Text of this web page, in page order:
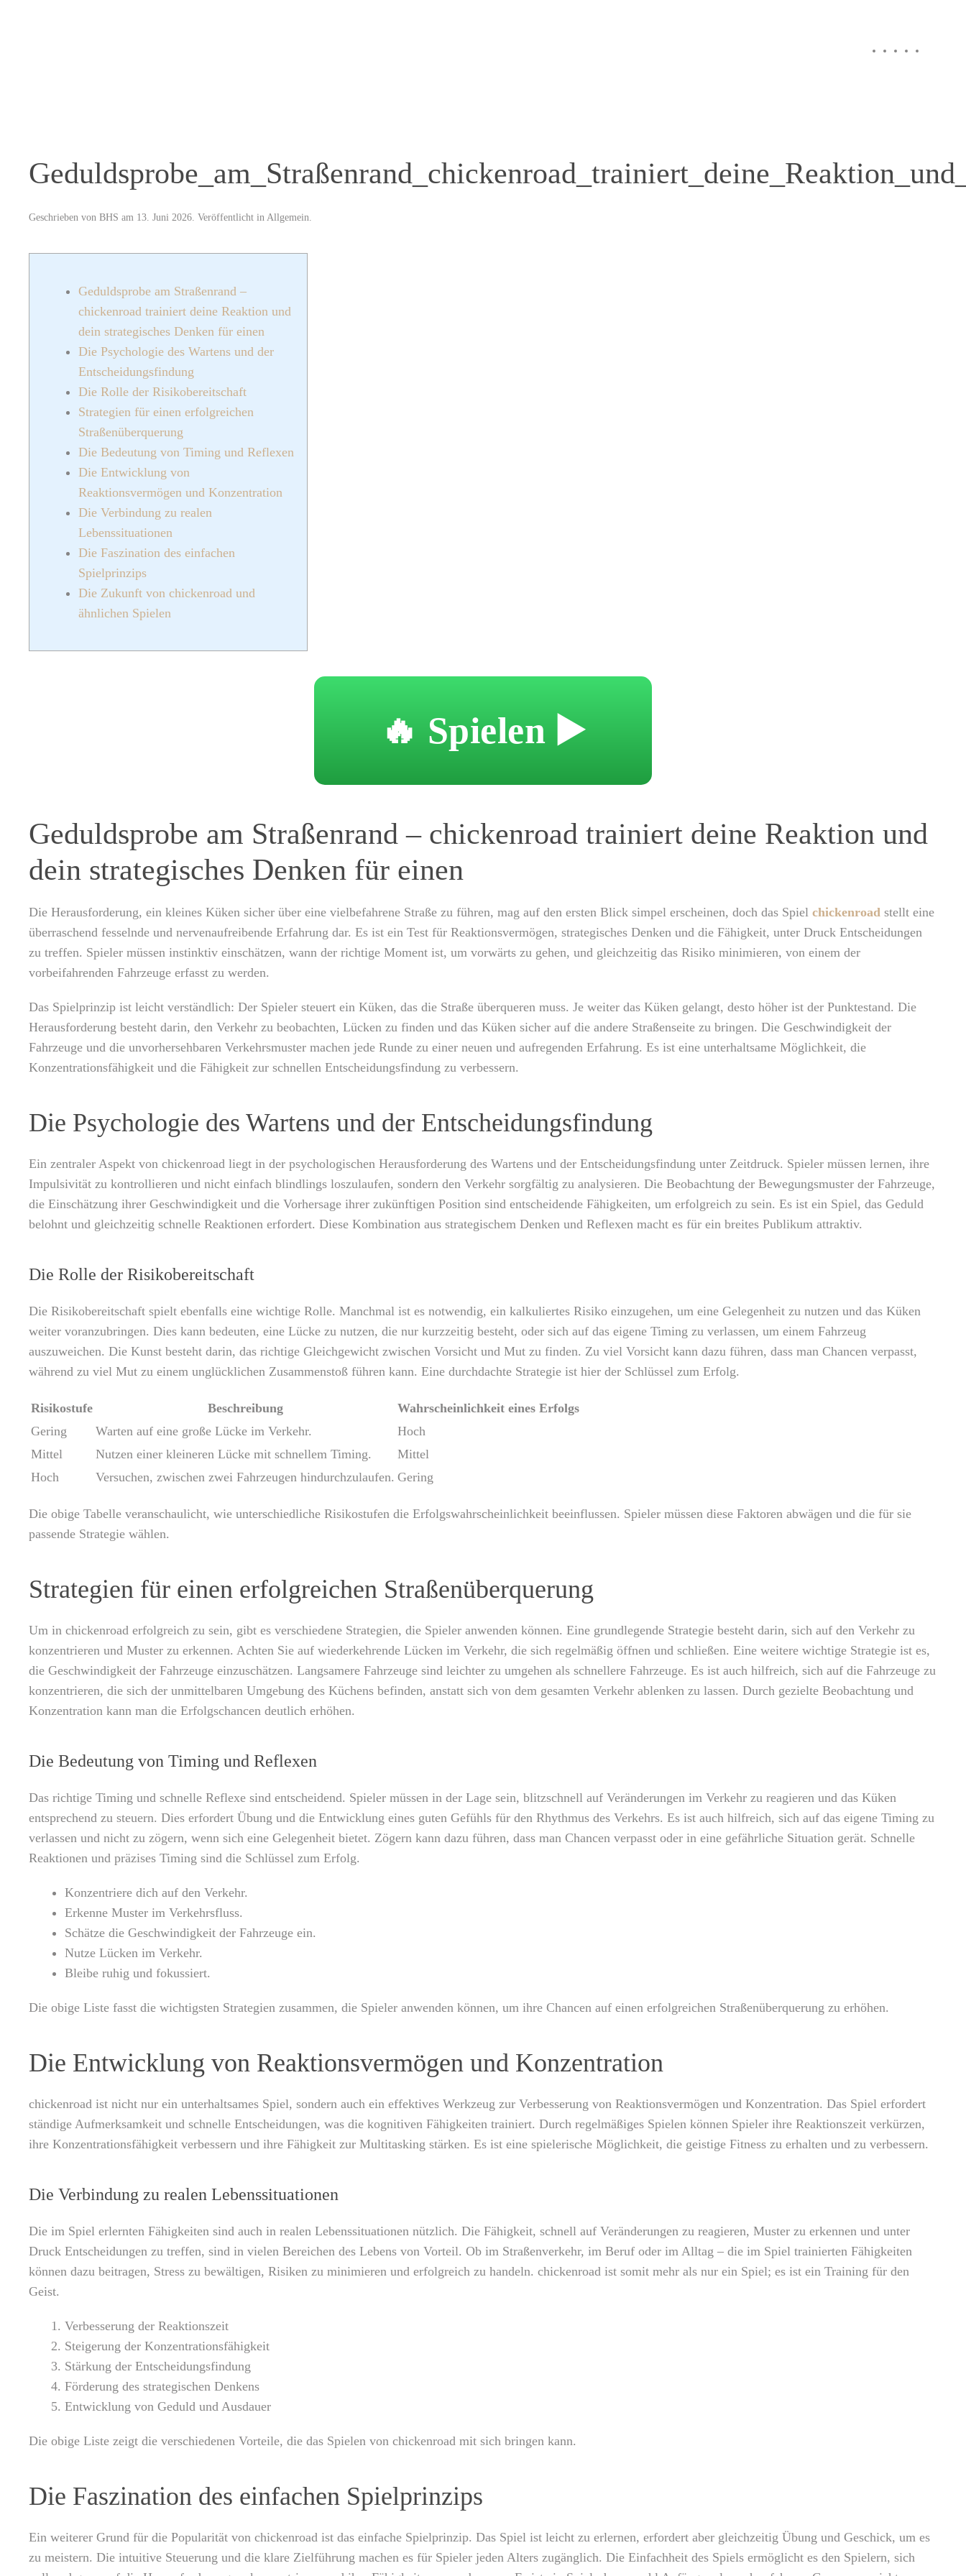
Geschrieben von BHS am 13. Juni 2026. Veröffentlicht in Allgemein.
Geduldsprobe am Straßenrand –
chickenroad trainiert deine Reaktion und
dein strategisches Denken für einen
Die Psychologie des Wartens und der
Entscheidungsfindung
Die Rolle der Risikobereitschaft
Strategien für einen erfolgreichen
Straßenüberquerung
Die Bedeutung von Timing und Reflexen
Die Entwicklung von
Reaktionsvermögen und Konzentration
Die Verbindung zu realen
Lebenssituationen
Die Faszination des einfachen
Spielprinzips
Die Zukunft von chickenroad und
ähnlichen Spielen
🔥 Spielen ▶️
Geduldsprobe am Straßenrand – chickenroad trainiert deine Reaktion und
dein strategisches Denken für einen
Die Herausforderung, ein kleines Küken sicher über eine vielbefahrene Straße zu führen, mag auf den ersten Blick simpel erscheinen, doch das Spiel chickenroad stellt eine
überraschend fesselnde und nervenaufreibende Erfahrung dar. Es ist ein Test für Reaktionsvermögen, strategisches Denken und die Fähigkeit, unter Druck Entscheidungen
zu treffen. Spieler müssen instinktiv einschätzen, wann der richtige Moment ist, um vorwärts zu gehen, und gleichzeitig das Risiko minimieren, von einem der
vorbeifahrenden Fahrzeuge erfasst zu werden.
Das Spielprinzip ist leicht verständlich: Der Spieler steuert ein Küken, das die Straße überqueren muss. Je weiter das Küken gelangt, desto höher ist der Punktestand. Die
Herausforderung besteht darin, den Verkehr zu beobachten, Lücken zu finden und das Küken sicher auf die andere Straßenseite zu bringen. Die Geschwindigkeit der
Fahrzeuge und die unvorhersehbaren Verkehrsmuster machen jede Runde zu einer neuen und aufregenden Erfahrung. Es ist eine unterhaltsame Möglichkeit, die
Konzentrationsfähigkeit und die Fähigkeit zur schnellen Entscheidungsfindung zu verbessern.
Die Psychologie des Wartens und der Entscheidungsfindung
Ein zentraler Aspekt von chickenroad liegt in der psychologischen Herausforderung des Wartens und der Entscheidungsfindung unter Zeitdruck. Spieler müssen lernen, ihre
Impulsivität zu kontrollieren und nicht einfach blindlings loszulaufen, sondern den Verkehr sorgfältig zu analysieren. Die Beobachtung der Bewegungsmuster der Fahrzeuge,
die Einschätzung ihrer Geschwindigkeit und die Vorhersage ihrer zukünftigen Position sind entscheidende Fähigkeiten, um erfolgreich zu sein. Es ist ein Spiel, das Geduld
belohnt und gleichzeitig schnelle Reaktionen erfordert. Diese Kombination aus strategischem Denken und Reflexen macht es für ein breites Publikum attraktiv.
Die Rolle der Risikobereitschaft
Die Risikobereitschaft spielt ebenfalls eine wichtige Rolle. Manchmal ist es notwendig, ein kalkuliertes Risiko einzugehen, um eine Gelegenheit zu nutzen und das Küken
weiter voranzubringen. Dies kann bedeuten, eine Lücke zu nutzen, die nur kurzzeitig besteht, oder sich auf das eigene Timing zu verlassen, um einem Fahrzeug
auszuweichen. Die Kunst besteht darin, das richtige Gleichgewicht zwischen Vorsicht und Mut zu finden. Zu viel Vorsicht kann dazu führen, dass man Chancen verpasst,
während zu viel Mut zu einem unglücklichen Zusammenstoß führen kann. Eine durchdachte Strategie ist hier der Schlüssel zum Erfolg.
Risikostufe Beschreibung
Wahrscheinlichkeit eines Erfolgs
Gering
Warten auf eine große Lücke im Verkehr.
Hoch
Mittel
Nutzen einer kleineren Lücke mit schnellem Timing.
Mittel
Hoch
Versuchen, zwischen zwei Fahrzeugen hindurchzulaufen. Gering
Die obige Tabelle veranschaulicht, wie unterschiedliche Risikostufen die Erfolgswahrscheinlichkeit beeinflussen. Spieler müssen diese Faktoren abwägen und die für sie
passende Strategie wählen.
Strategien für einen erfolgreichen Straßenüberquerung
Um in chickenroad erfolgreich zu sein, gibt es verschiedene Strategien, die Spieler anwenden können. Eine grundlegende Strategie besteht darin, sich auf den Verkehr zu
konzentrieren und Muster zu erkennen. Achten Sie auf wiederkehrende Lücken im Verkehr, die sich regelmäßig öffnen und schließen. Eine weitere wichtige Strategie ist es,
die Geschwindigkeit der Fahrzeuge einzuschätzen. Langsamere Fahrzeuge sind leichter zu umgehen als schnellere Fahrzeuge. Es ist auch hilfreich, sich auf die Fahrzeuge zu
konzentrieren, die sich der unmittelbaren Umgebung des Küchens befinden, anstatt sich von dem gesamten Verkehr ablenken zu lassen. Durch gezielte Beobachtung und
Konzentration kann man die Erfolgschancen deutlich erhöhen.
Die Bedeutung von Timing und Reflexen
Das richtige Timing und schnelle Reflexe sind entscheidend. Spieler müssen in der Lage sein, blitzschnell auf Veränderungen im Verkehr zu reagieren und das Küken
entsprechend zu steuern. Dies erfordert Übung und die Entwicklung eines guten Gefühls für den Rhythmus des Verkehrs. Es ist auch hilfreich, sich auf das eigene Timing zu
verlassen und nicht zu zögern, wenn sich eine Gelegenheit bietet. Zögern kann dazu führen, dass man Chancen verpasst oder in eine gefährliche Situation gerät. Schnelle
Reaktionen und präzises Timing sind die Schlüssel zum Erfolg.
Konzentriere dich auf den Verkehr.
Erkenne Muster im Verkehrsfluss.
Schätze die Geschwindigkeit der Fahrzeuge ein.
Nutze Lücken im Verkehr.
Bleibe ruhig und fokussiert.
Die obige Liste fasst die wichtigsten Strategien zusammen, die Spieler anwenden können, um ihre Chancen auf einen erfolgreichen Straßenüberquerung zu erhöhen.
Die Entwicklung von Reaktionsvermögen und Konzentration
chickenroad ist nicht nur ein unterhaltsames Spiel, sondern auch ein effektives Werkzeug zur Verbesserung von Reaktionsvermögen und Konzentration. Das Spiel erfordert
ständige Aufmerksamkeit und schnelle Entscheidungen, was die kognitiven Fähigkeiten trainiert. Durch regelmäßiges Spielen können Spieler ihre Reaktionszeit verkürzen,
ihre Konzentrationsfähigkeit verbessern und ihre Fähigkeit zur Multitasking stärken. Es ist eine spielerische Möglichkeit, die geistige Fitness zu erhalten und zu verbessern.
Die Verbindung zu realen Lebenssituationen
Die im Spiel erlernten Fähigkeiten sind auch in realen Lebenssituationen nützlich. Die Fähigkeit, schnell auf Veränderungen zu reagieren, Muster zu erkennen und unter
Druck Entscheidungen zu treffen, sind in vielen Bereichen des Lebens von Vorteil. Ob im Straßenverkehr, im Beruf oder im Alltag – die im Spiel trainierten Fähigkeiten
können dazu beitragen, Stress zu bewältigen, Risiken zu minimieren und erfolgreich zu handeln. chickenroad ist somit mehr als nur ein Spiel; es ist ein Training für den
Geist.
Verbesserung der Reaktionszeit
Steigerung der Konzentrationsfähigkeit
Stärkung der Entscheidungsfindung
Förderung des strategischen Denkens
Entwicklung von Geduld und Ausdauer
Die obige Liste zeigt die verschiedenen Vorteile, die das Spielen von chickenroad mit sich bringen kann.
Die Faszination des einfachen Spielprinzips
Ein weiterer Grund für die Popularität von chickenroad ist das einfache Spielprinzip. Das Spiel ist leicht zu erlernen, erfordert aber gleichzeitig Übung und Geschick, um es
zu meistern. Die intuitive Steuerung und die klare Zielführung machen es für Spieler jeden Alters zugänglich. Die Einfachheit des Spiels ermöglicht es den Spielern, sich